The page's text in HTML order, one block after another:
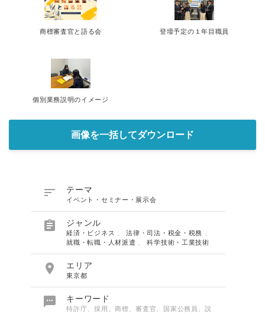
商標審査官と語る会 登壇予定の１年目職員
個別業務説明のイメージ
画像を一括してダウンロード
 テーマ
イベント・セミナー・展示会
 ジャンル
経済・ビジネス 、法律・司法・税金・税務
就職・転職・人材派遣
、科学技術・工業技術
 エリア
東京都
 キーワード
特許庁、採用、商標、審査官、国家公務員、説